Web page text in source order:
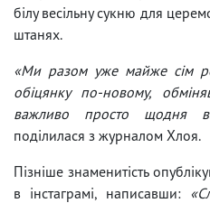
білу весільну сукню для
штанях.
«Ми разом уже майже сім
обіцянку по-новому,
важливо просто щодня
поділилася з журналом Хлоя.
Пізніше знаменитість
в інстаграмі, написавши: